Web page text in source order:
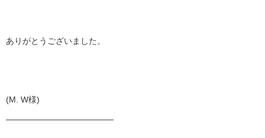
ありがとうございました。
(M. W様)
—————————————